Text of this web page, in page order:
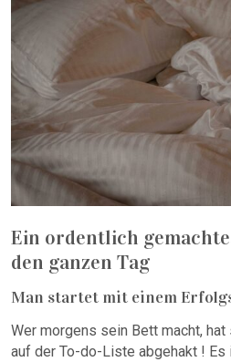
Ein ordentlich
den ganzen Tag
Man startet mit einem
Wer morgens sein Bett macht,
auf der To-do-Liste abgehakt ! Es